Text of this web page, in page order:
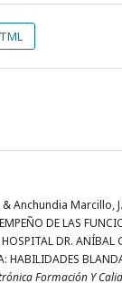
Anchundia Marcillo,
DE LAS
HOSPITAL DR. ANÍBAL
HABILIDADES
Formación Y